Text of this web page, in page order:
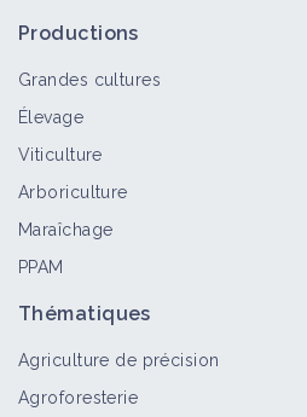
Productions
Grandes cultures
Élevage
Viticulture
Arboriculture
Maraîchage
PPAM
Thématiques
Agriculture de précision
Agroforesterie